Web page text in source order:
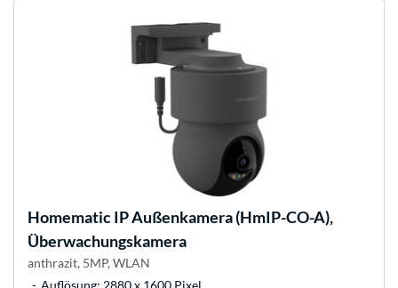
Homematic IPAußenkamera (HmIP-CO-A),
Überwachungskamera
anthrazit, 5MP, WLAN